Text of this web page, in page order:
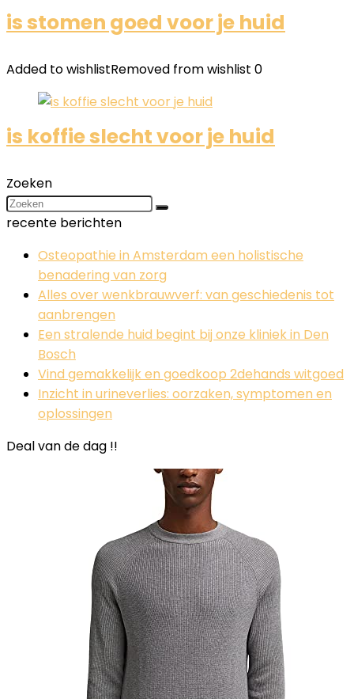
is stomen goed voor je huid
Added to wishlistRemoved from wishlist 0
is koffie slecht voor je huid
Zoeken
recente berichten
Osteopathie in Amsterdam een holistische
benadering van zorg
Alles over wenkbrauwverf: van geschiedenis tot
aanbrengen
Een stralende huid begint bij onze kliniek in Den
Bosch
Vind gemakkelijk en goedkoop 2dehands witgoed
Inzicht in urineverlies: oorzaken, symptomen en
oplossingen
Deal van de dag !!